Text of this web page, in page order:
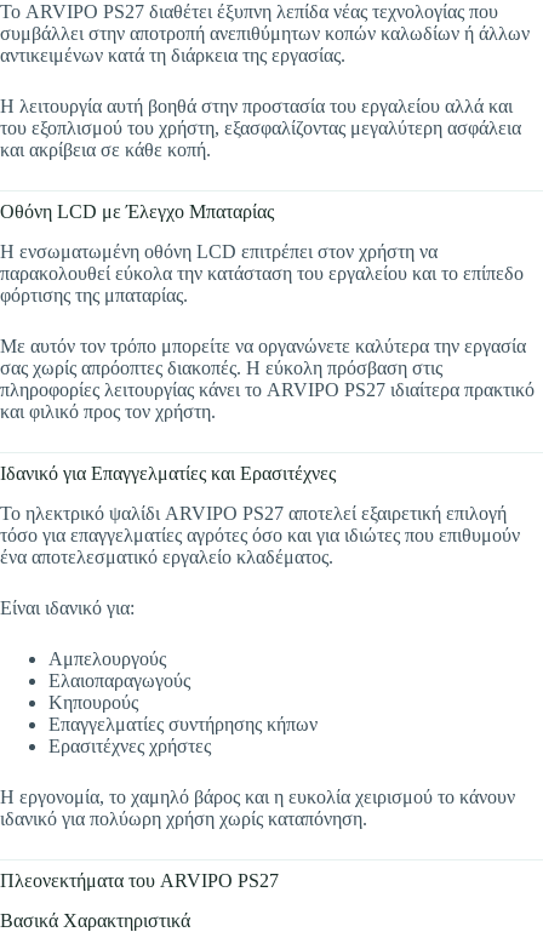
Το ARVIPO PS27 διαθέτει έξυπνη λεπίδα νέας τεχνολογίας που
συμβάλλει στην αποτροπή ανεπιθύμητων κοπών καλωδίων ή άλλων
αντικειμένων κατά τη διάρκεια της εργασίας.
Η λειτουργία αυτή βοηθά στην προστασία του εργαλείου αλλά και
του εξοπλισμού του χρήστη, εξασφαλίζοντας μεγαλύτερη ασφάλεια
και ακρίβεια σε κάθε κοπή.
Οθόνη LCD με Έλεγχο Μπαταρίας
Η ενσωματωμένη οθόνη LCD επιτρέπει στον χρήστη να
παρακολουθεί εύκολα την κατάσταση του εργαλείου και το επίπεδο
φόρτισης της μπαταρίας.
Με αυτόν τον τρόπο μπορείτε να οργανώνετε καλύτερα την εργασία
σας χωρίς απρόοπτες διακοπές. Η εύκολη πρόσβαση στις
πληροφορίες λειτουργίας κάνει το ARVIPO PS27 ιδιαίτερα πρακτικό
και φιλικό προς τον χρήστη.
Ιδανικό για Επαγγελματίες και Ερασιτέχνες
Το ηλεκτρικό ψαλίδι ARVIPO PS27 αποτελεί εξαιρετική επιλογή
τόσο για επαγγελματίες αγρότες όσο και για ιδιώτες που επιθυμούν
ένα αποτελεσματικό εργαλείο κλαδέματος.
Είναι ιδανικό για:
Αμπελουργούς
Ελαιοπαραγωγούς
Κηπουρούς
Επαγγελματίες συντήρησης κήπων
Ερασιτέχνες χρήστες
Η εργονομία, το χαμηλό βάρος και η ευκολία χειρισμού το κάνουν
ιδανικό για πολύωρη χρήση χωρίς καταπόνηση.
Πλεονεκτήματα του ARVIPO PS27
Βασικά Χαρακτηριστικά